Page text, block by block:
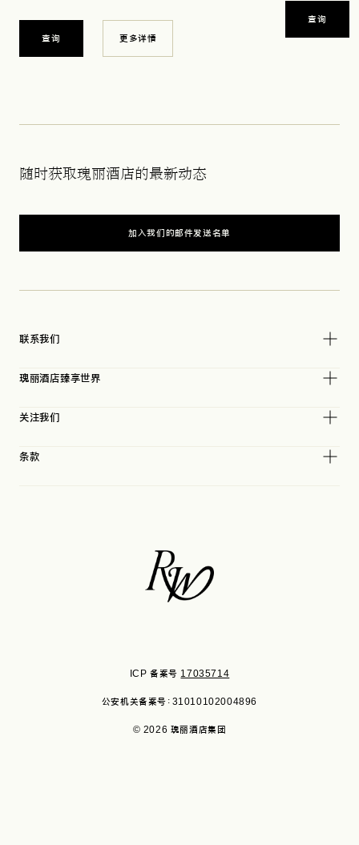
查询 更多详情
查询
随时获取瑰丽酒店的最新动态
加入我们的邮件发送名单
联系我们
瑰丽酒店臻享世界
关注我们
条款
ICP 备案号 17035714
公安机关备案号：31010102004896
© 2026 瑰丽酒店集团